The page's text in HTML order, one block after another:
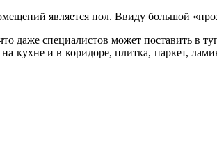
является пол. Ввиду большой
даже специалистов может поставить в
кухне и в коридоре, плитка, паркет,